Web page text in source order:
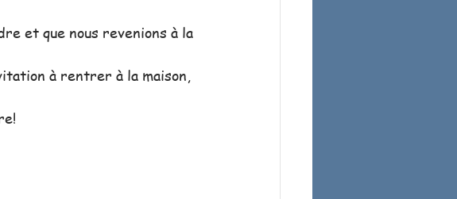
et que nous revenions à la
à rentrer à la maison,